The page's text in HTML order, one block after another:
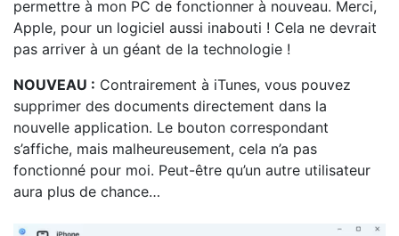
permettre à mon PC de fonctionner à nouveau. Merci,
Apple, pour un logiciel aussi inabouti ! Cela ne devrait
pas arriver à un géant de la technologie !
NOUVEAU : Contrairement à iTunes, vous pouvez
supprimer des documents directement dans la
nouvelle application. Le bouton correspondant
s’affiche, mais malheureusement, cela n’a pas
fonctionné pour moi. Peut-être qu’un autre utilisateur
aura plus de chance…